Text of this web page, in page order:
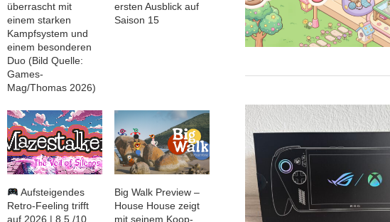
überrascht mit
einem starken
Kampfsystem und
einem besonderen
Duo (Bild Quelle:
Games-
Mag/Thomas 2026)
ersten Ausblick auf
Saison 15
Aufsteigendes
Retro-Feeling trifft
auf 2026 | 8,5 /10
Big Walk Preview –
House House zeigt
mit seinem Koop-